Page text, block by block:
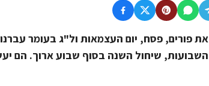
את פורים, פסח, יום העצמאות ול"ג בעומר
השבועות, שיחול השנה בסוף שבוע ארוך. הם